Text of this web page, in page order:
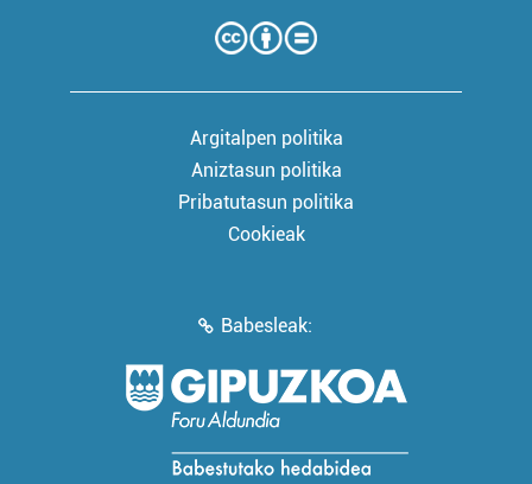
Argitalpen politika
Aniztasun politika
Pribatutasun politika
Cookieak
Babesleak: